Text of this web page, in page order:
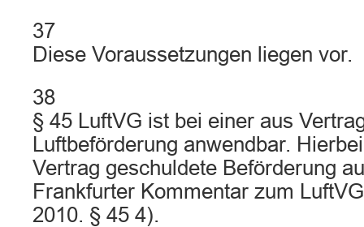
37
Diese Voraussetzungen liegen vor.
38
§ 45 LuftVG ist bei einer aus
Luftbeförderung anwendbar.
Vertrag geschuldete Beförderung
Frankfurter Kommentar zum
2010. § 45 4).